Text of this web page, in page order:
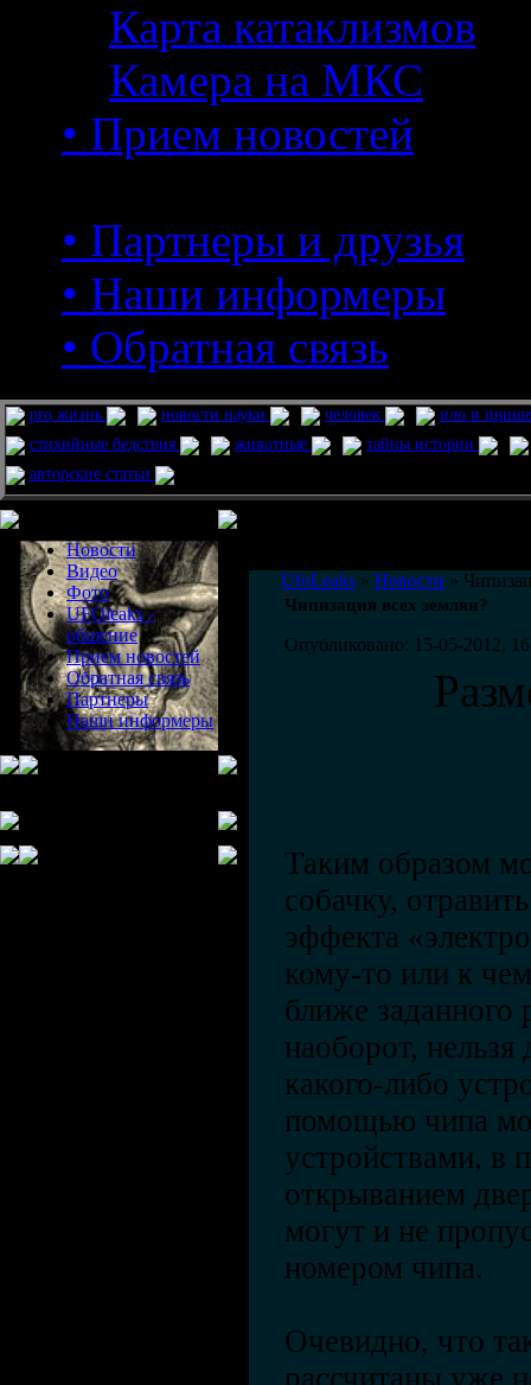
Карта катаклизмов
Камера на МКС
• Прием новостей
• Партнеры и друзья
• Наши информеры
• Обратная связь
pro жизнь новости науки человек
нло и
стихийные бедствия
животные
тайны истории
авторские статьи
Новости
Видео
Фото
UFOleaks -
общение
Прием новостей
Обратная связь
Партнеры
Наши информеры
UfoLeaks » Новости »
Чипизация всех землян?
Опубликовано: 15-05-2012,
Таким образом
собачку,
эффекта
кому-то или к
ближе заданного
наоборот, нельзя
какого-либо
помощью чипа
устройствами, в
открыванием
могут и не
номером чипа.
Очевидно, что
рассчитаны уже